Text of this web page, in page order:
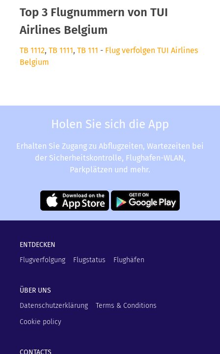
Top 3 Flugnummern von TUI
Airlines Belgium
TB 1112, TB 1111, TB 111 - Flug verfolgen TUI Airlines
Belgium
Holen Sie sich die App
Erhalten Sie Zugang zu Abflugzeiten, Wartezeiten bei
der Sicherheitskontrolle, Flughafen-WLAN,
Parkplätzen und mehr.
ENTDECKEN
Flugverfolgung
Flugstatus Flughäfen
ÜBER UNS
Datenschutzerklärung
Terms & Conditions
Cookie policy